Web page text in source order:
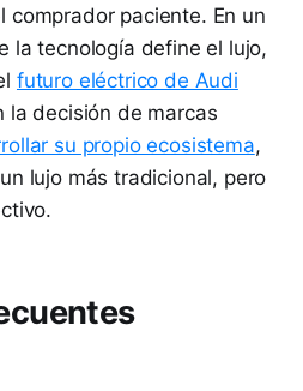
comprador paciente. En un
la tecnología define el lujo,
futuro eléctrico de Audi
la decisión de marcas
su propio ecosistema,
lujo más tradicional, pero